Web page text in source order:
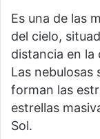
Es una de las
del cielo,
distancia en la
Las nebulosas
forman las
estrellas
Sol.